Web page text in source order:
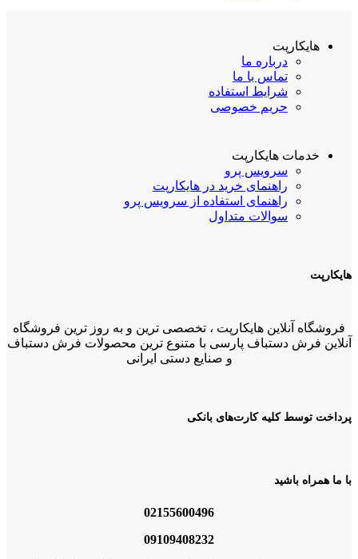
هایکارپت
درباره ما
تماس با ما
شرایط استفاده
حریم خصوصی
خدمات هایکارپت
سرویس پرو
راهنمای خرید در هایکارپت
راهنمای استفاده از سرویس پرو
سوالات متداول
هایکارپت
فروشگاه آنلاین هایکارپت ، تخصصی ترین و به روز ترین فروشگاه
آنلاین فرش دستباف پارسی با متنوع ترین محصولات فرش دستباف
و صنایع دستی ایرانی
پرداخت توسط کلیه کارت‌های بانکی
با ما همراه باشید
02155600496
09109408232